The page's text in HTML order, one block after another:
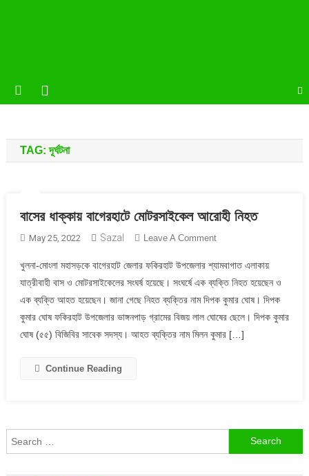
TAG:দূর্ঘটনা
বাসের ধাক্কায় বাগেরহাটে মোটরসাইকেল আরোহী নিহত
May 25, 2022 Sazal Leave A CommentOn
ধাক্কায়
বাগেরহাটে
মোটরসাইকেল
আরোহী
নিহত
খুলনা-মোংলা মহাসড়কে বাগেরহাট জেলার ফকিরহাট উপজেলার শ্যামবাগাত এলাকায়
যাত্রীবাহী বাস ও মোটরসাইকেলের সংঘর্ষ হয়েছে। সংঘর্ষে এক ব্যক্তি নিহত হয়েছেন ও
এক ব্যক্তি আহত হয়েছেন। জানা গেছে নিহত ব্যক্তির নাম দিপক কুমার ঘোষ। দিপক
কুমার ঘোষ ফকিরহাট উপজেলার ভাঙ্গনপাড় গ্রামের বিজয় লাল ঘোষের ছেলে। দিপক কুমার
ঘোষ (৫৫) বিজিবির সাবেক সদস্য। আহত ব্যক্তির নাম মিলন কুমার […]
Continue Reading
Search
for: